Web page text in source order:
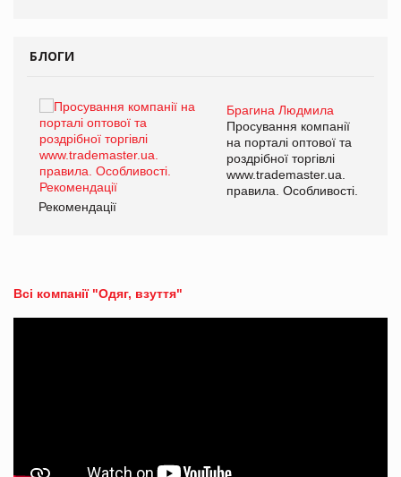
БЛОГИ
Брагина Людмила
Просування компанії
на порталі оптової та
роздрібної торгівлі
www.trademaster.ua.
правила. Особливості.
Рекомендації
Всі компанії "Одяг, взуття"